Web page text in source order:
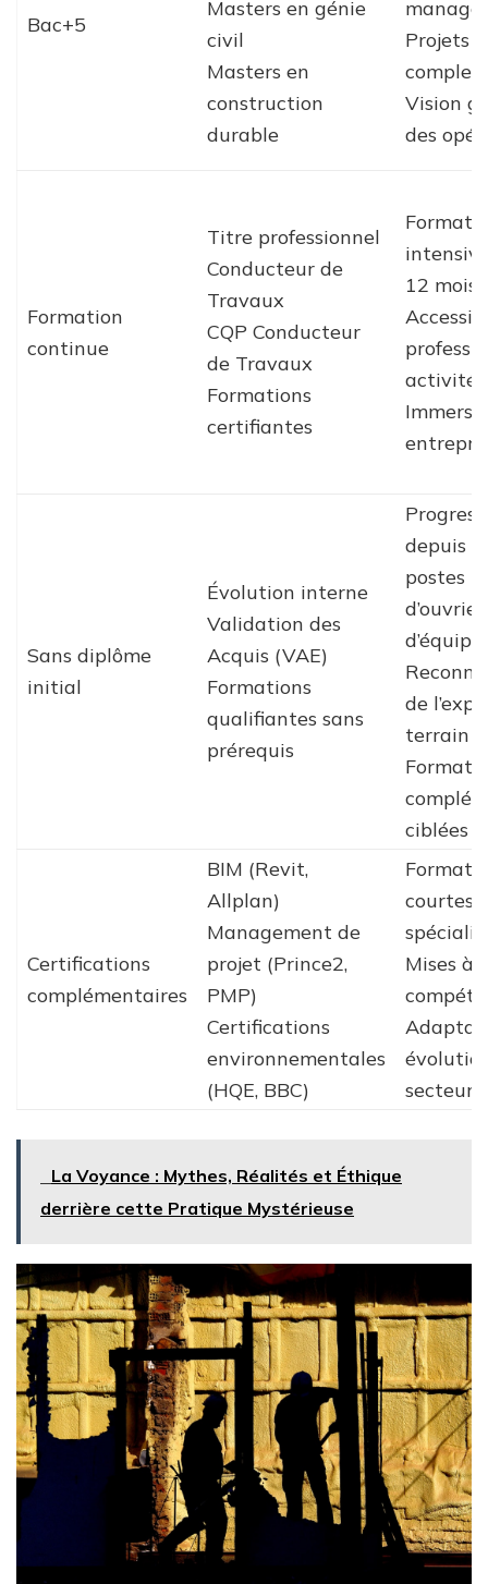
Bac+5
Masters en génie
civil
Masters en
construction
durable
Projets
Vision
des
Formation
continue
Titre professionnel
Conducteur de
Travaux
CQP Conducteur
de Travaux
Formations
certifiantes
12 mois
activité
Sans diplôme
initial
Évolution interne
Validation des
Acquis (VAE)
Formations
qualifiantes sans
prérequis
depuis
postes
d’équipe
de
terrain
ciblées
Certifications
complémentaires
BIM (Revit,
Allplan)
Management de
projet (Prince2,
PMP)
Certifications
environnementales
(HQE, BBC)
courtes
Mises à
secteur
La Voyance : Mythes, Réalités et Éthique
derrière cette Pratique Mystérieuse